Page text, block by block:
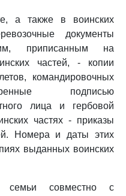
а также в воинских
документы
приписанным на
частей, - копии
командировочных
подписью
лица и гербовой
частях - приказы
Номера и даты этих
выданных воинских
семьи совместно с